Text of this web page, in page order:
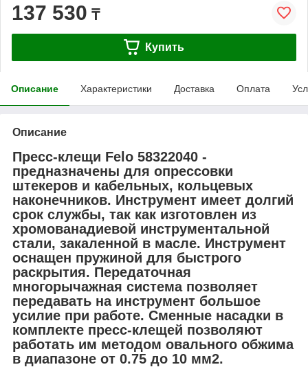
137 530 ₸
Купить
Описание Характеристики Доставка Оплата
Описание
Пресс-клещи Felo 58322040 -
предназначены для опрессовки
штекеров и кабельных, кольцевых
наконечников. Инструмент имеет долгий
срок службы, так как изготовлен из
хромованадиевой инструментальной
стали, закаленной в масле. Инструмент
оснащен пружиной для быстрого
раскрытия. Передаточная
многорычажная система позволяет
передавать на инструмент большое
усилие при работе. Сменные насадки в
комплекте пресс-клещей позволяют
работать им методом овального обжима
в диапазоне от 0.75 до 10 мм2.